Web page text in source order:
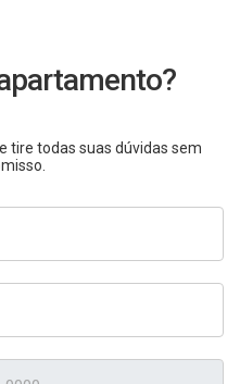
tire todas suas dúvidas sem